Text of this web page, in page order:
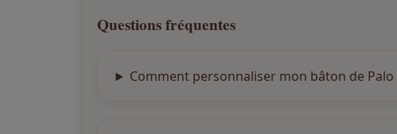
Questions fréquentes
Comment personnaliser mon bâton de Palo